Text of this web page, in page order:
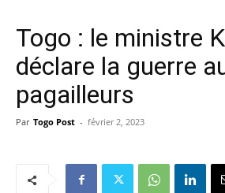
Togo : le ministre
déclare la guerre
pagailleurs
Par Togo Post - février 2, 2023